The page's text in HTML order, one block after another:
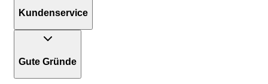
Kundenservice
Gute Gründe